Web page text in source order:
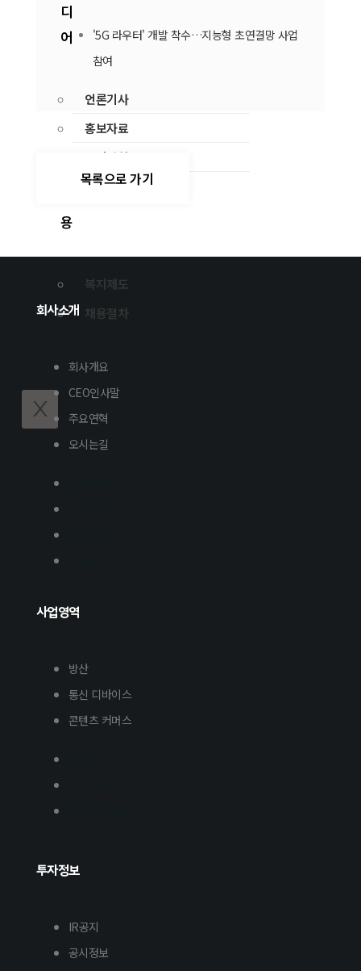
디
어
언론기사
홍보자료
공지사항
용
복지제도
채용절차
X
'5G 라우터' 개발 착수…지능형 초연결망 사업
참여
목록으로 가기
회사소개
회사개요
CEO인사말
주요연혁
오시는길
사업영역
방산
통신 디바이스
콘텐츠 커머스
투자정보
IR공지
공시정보